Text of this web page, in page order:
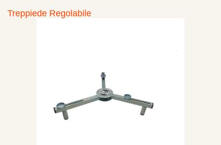
Treppiede Regolabile